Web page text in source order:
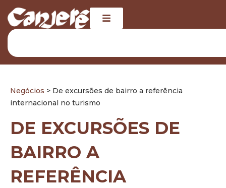
Negócios > De excursões de bairro a referência
internacional no turismo
DE EXCURSÕES DE
BAIRRO A
REFERÊNCIA